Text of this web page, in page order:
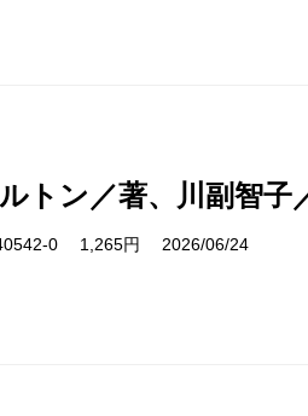
トン／著、川副智子
0 1,265円 2026/06/24